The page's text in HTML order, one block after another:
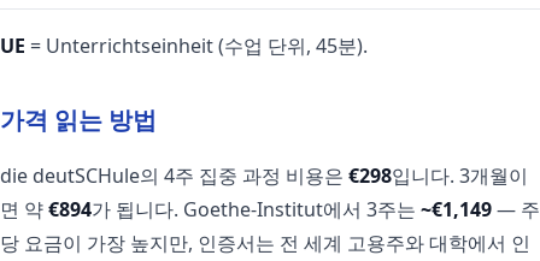
UE = Unterrichtseinheit (수업 단위, 45분).
가격 읽는 방법
die deutSCHule의 4주 집중 과정 비용은 €298입니다. 3개월이
면 약€894가 됩니다. Goethe-Institut에서 3주는 ~€1,149— 주
당 요금이 가장 높지만, 인증서는 전 세계 고용주와 대학에서 인